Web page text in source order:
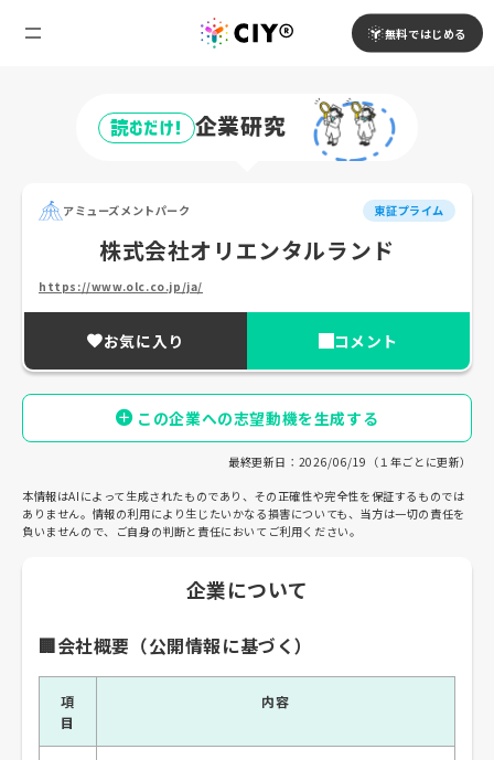
無料ではじめる
読むだけ! 企業研究
アミューズメントパーク 東証プライム
株式会社オリエンタルランド
https://www.olc.co.jp/ja/
お気に入り コメント
この企業への志望動機を生成する
最終更新日：2026/06/19（１年ごとに更新）
本情報はAIによって生成されたものであり、その正確性や完全性を保証するものでは
ありません。情報の利用により生じたいかなる損害についても、当方は一切の責任を
負いませんので、ご自身の判断と責任においてご利用ください。
企業について
🏢会社概要（公開情報に基づく）
項
目
内容